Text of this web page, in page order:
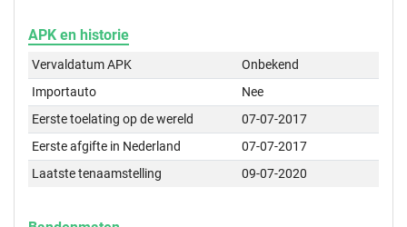
APK en historie
Vervaldatum APK
Onbekend
Importauto
Nee
Eerste toelating op de wereld
07-07-2017
Eerste afgifte in Nederland
07-07-2017
Laatste tenaamstelling
09-07-2020